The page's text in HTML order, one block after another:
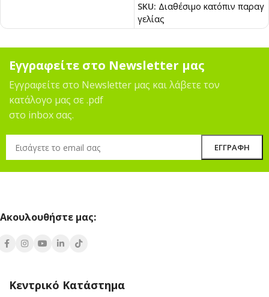
SKU: Διαθέσιμο κατόπιν παραγ
γελίας
Εγγραφείτε στο Newsletter μας
Εγγραφείτε στο Newsletter μας και λάβετε τον
κατάλογο μας σε .pdf
στο inbox σας.
Ακουλουθήστε μας:
Κεντρικό Κατάστημα